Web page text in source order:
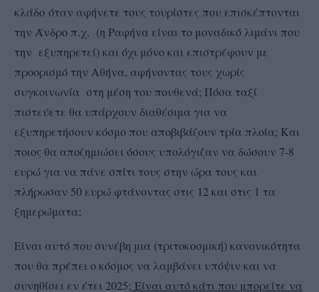
κλάδο όταν αφήνετε τους τουρίστες που επισκέπτονται
την Άνδρο π.χ. (η Ραφήνα είναι το μοναδικό λιμάνι που
την εξυπηρετεί) και όχι μόνο και επιστρέφουν με
προορισμό την Αθήνα, αφήνοντας τους χωρίς
συγκοινωνία στη μέση του πουθενά; Πόσα ταξί
πιστεύετε θα υπάρχουν διαθέσιμα για να
εξυπηρετήσουν κόσμο που αποβιβάζουν τρία πλοία; Και
ποιος θα αποζημιώσει όσους υπολόγιζαν να δώσουν 7-8
ευρώ για να πάνε σπίτι τους στην ώρα τους και
πλήρωσαν 50 ευρώ φτάνοντας στις 12 και στις 1 τα
ξημερώματα;
Είναι αυτό που συνέβη μια (τριτοκοσμική) κανονικότητα
που θα πρέπει ο κόσμος να λαμβάνει υπόψιν και να
συνηθίσει εν έτει 2025; Είναι αυτό κάτι που μπορείτε να